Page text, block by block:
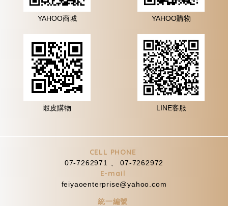
YAHOO商城 YAHOO購物
蝦皮購物 LINE客服
CELL PHONE
07-7262971 、 07-7262972
E-mail
feiyaoenterprise@yahoo.com
統一編號